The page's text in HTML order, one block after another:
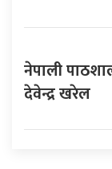
नेपाली
देवेन्द्र खरेल